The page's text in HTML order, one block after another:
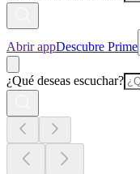
Abrir appDescubre Prime
¿Qué deseas escuchar?